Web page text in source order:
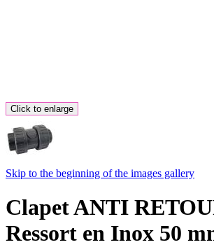
Click to enlarge
Skip to the beginning of the images gallery
Clapet ANTI
Ressort en Inox 50